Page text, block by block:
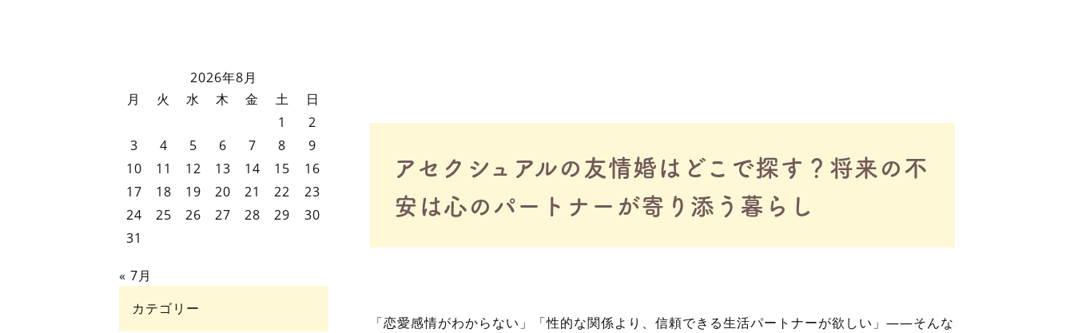
アセクシュアルの友情婚はどこで探す？将来の不
安は心のパートナーが寄り添う暮らし
「恋愛感情がわからない」「性的な関係より、信頼できる生活パートナーが欲しい」——そんな
2026年8月
月
火 水 木 金 土
日
1
2
3
4 5 6 7 8
9
10
11 12 13 14 15
16
17
18 19 20 21 22
23
24
25 26 27 28 29
30
31
« 7月
カテゴリー